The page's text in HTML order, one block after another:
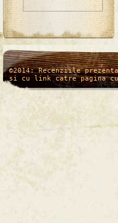
/* */
©2014: Recenziile
si cu link catre pagina